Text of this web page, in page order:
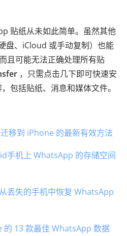
贴纸从未如此简单。虽然其他
盘、iCloud 或手动复制）也能
且可能无法正确处理所有贴
，只需点击几下即可快速安
包括贴纸、消息和媒体文件。
移到 iPhone 的最新有效方法
手机上 WhatsApp 的存储空间
丢失的手机中恢复 WhatsApp
13 款最佳 WhatsApp 数据